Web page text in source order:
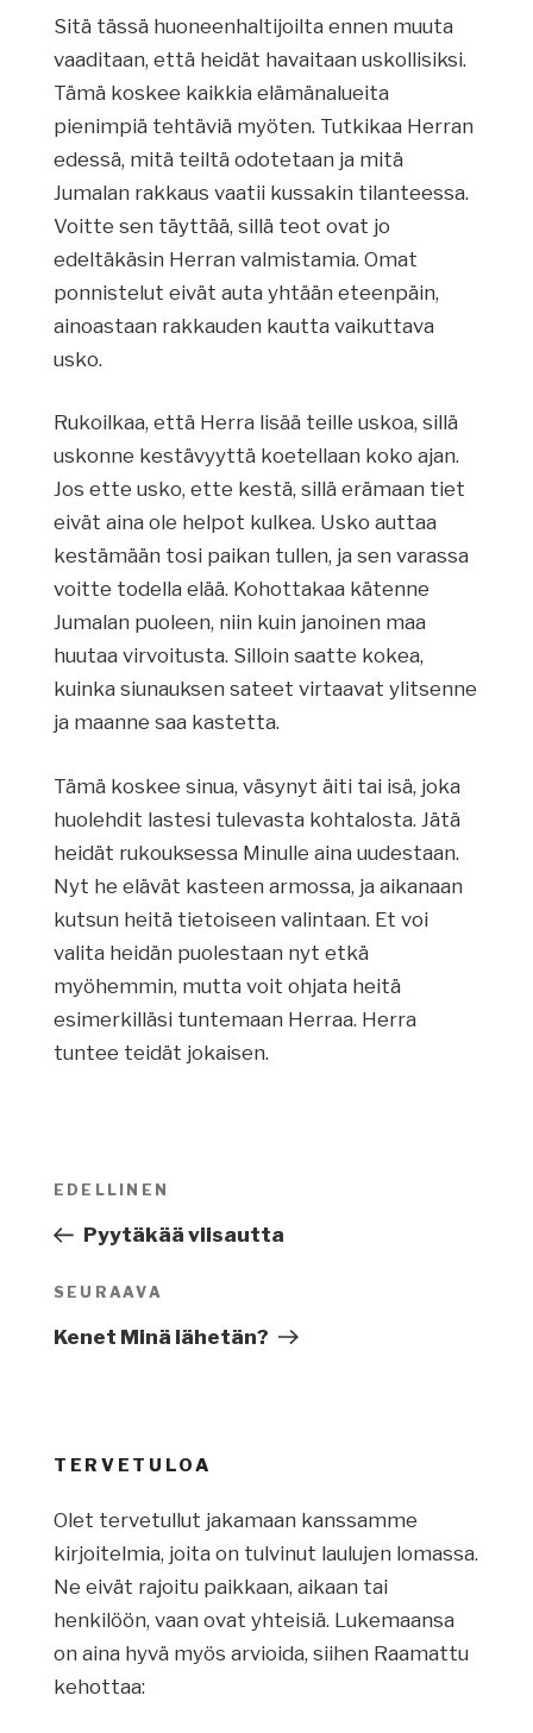
Sitä tässä huoneenhaltijoilta ennen muuta
vaaditaan, että heidät havaitaan uskollisiksi.
Tämä koskee kaikkia elämänalueita
pienimpiä tehtäviä myöten. Tutkikaa Herran
edessä, mitä teiltä odotetaan ja mitä
Jumalan rakkaus vaatii kussakin tilanteessa.
Voitte sen täyttää, sillä teot ovat jo
edeltäkäsin Herran valmistamia. Omat
ponnistelut eivät auta yhtään eteenpäin,
ainoastaan rakkauden kautta vaikuttava
usko.
Rukoilkaa, että Herra lisää teille uskoa, sillä
uskonne kestävyyttä koetellaan koko ajan.
Jos ette usko, ette kestä, sillä erämaan tiet
eivät aina ole helpot kulkea. Usko auttaa
kestämään tosi paikan tullen, ja sen varassa
voitte todella elää. Kohottakaa kätenne
Jumalan puoleen, niin kuin janoinen maa
huutaa virvoitusta. Silloin saatte kokea,
kuinka siunauksen sateet virtaavat ylitsenne
ja maanne saa kastetta.
Tämä koskee sinua, väsynyt äiti tai isä, joka
huolehdit lastesi tulevasta kohtalosta. Jätä
heidät rukouksessa Minulle aina uudestaan.
Nyt he elävät kasteen armossa, ja aikanaan
kutsun heitä tietoiseen valintaan. Et voi
valita heidän puolestaan nyt etkä
myöhemmin, mutta voit ohjata heitä
esimerkilläsi tuntemaan Herraa. Herra
tuntee teidät jokaisen.
Artikkelien
Edellinen
artikkeli
EDELLINEN
Pyytäkää viisautta
Seuraava
artikkeli
SEURAAVA
Kenet Minä lähetän?
TERVETULOA
Olet tervetullut jakamaan kanssamme
kirjoitelmia, joita on tulvinut laulujen lomassa.
Ne eivät rajoitu paikkaan, aikaan tai
henkilöön, vaan ovat yhteisiä. Lukemaansa
on aina hyvä myös arvioida, siihen Raamattu
kehottaa: